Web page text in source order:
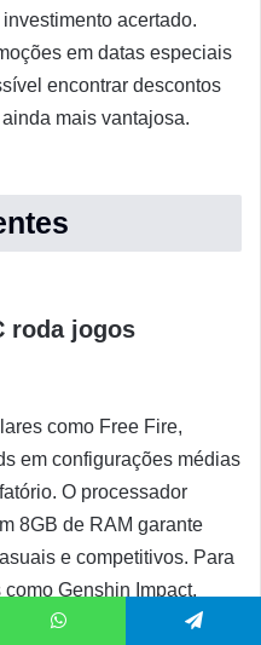
acertado.
em datas especiais
encontrar descontos
mais vantajosa.
roda jogos
como Free Fire,
em configurações médias
O processador
8GB de RAM garante
e competitivos. Para
Genshin Impact,
gráficas para manter